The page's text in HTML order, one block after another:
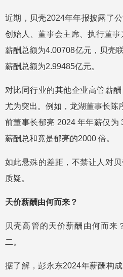
近期，贝壳2024年年报披露了
创始人、董事会主席、执行董
薪酬总额为4.00708亿元，贝壳
薪酬总额为2.99485亿元。
对比同行业的其他企业高管薪
尤为突出。例如，龙湖董事长陈
前董事长郁亮 2024 年年薪仅为
薪酬总和竟是郁亮的2000 倍。
如此悬殊的差距，不禁让人对
质疑。
天价薪酬由何而来？
贝壳高管的天价薪酬由何而来
二。
据了解，彭永东2024年薪酬构